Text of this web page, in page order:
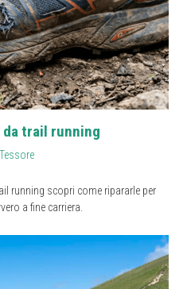
da trail running
running scopri come ripararle per
a fine carriera.